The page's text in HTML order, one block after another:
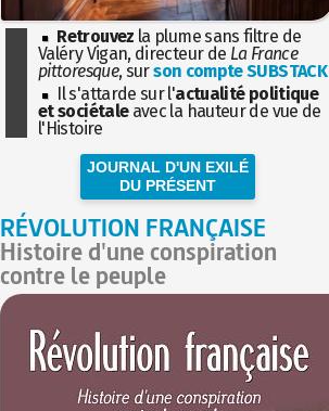
Retrouvez la plume sans filtre de
Valéry Vigan, directeur de La France
pittoresque, surson compte SUBSTACK
Il s'attarde sur l'actualité politique
et sociétaleavec la hauteur de vue de
l'Histoire
JOURNAL D'UN EXILÉ
DU PRÉSENT
RÉVOLUTION FRANÇAISE
Histoire d'une conspiration
contre le peuple